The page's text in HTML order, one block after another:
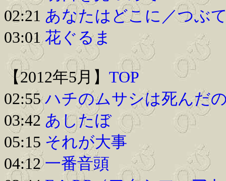
02:21 あなたはどこに／つぶ
03:01花ぐるま
【2012年5月】 TOP
02:55ハチのムサシは死んだ
03:42 あしたぼ
05:15 それが大事
04:12一番音頭